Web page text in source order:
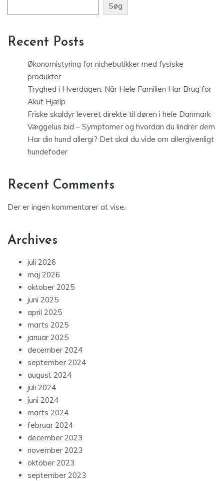
Søg
Recent Posts
Økonomistyring for nichebutikker med fysiske
produkter
Tryghed i Hverdagen: Når Hele Familien Har Brug for
Akut Hjælp
Friske skaldyr leveret direkte til døren i hele Danmark
Væggelus bid – Symptomer og hvordan du lindrer dem
Har din hund allergi? Det skal du vide om allergivenligt
hundefoder
Recent Comments
Der er ingen kommentarer at vise.
Archives
juli 2026
maj 2026
oktober 2025
juni 2025
april 2025
marts 2025
januar 2025
december 2024
september 2024
august 2024
juli 2024
juni 2024
marts 2024
februar 2024
december 2023
november 2023
oktober 2023
september 2023